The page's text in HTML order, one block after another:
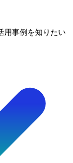
用事例を知りたい